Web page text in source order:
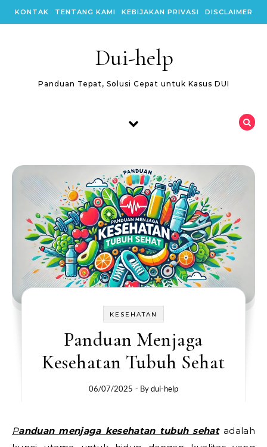
KONTAK TENTANG KAMI KEBIJAKAN PRIVASI DISCLAIMER
Dui-help
Panduan Tepat, Solusi Cepat untuk Kasus DUI
KESEHATAN
Panduan Menjaga
Kesehatan Tubuh Sehat
06/07/2025 - Bydui-help
Panduan menjaga kesehatan tubuh sehatadalah